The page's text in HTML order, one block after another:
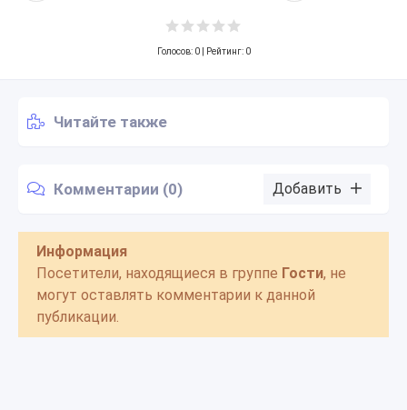
Голосов: 0| Рейтинг: 0
Читайте также
Комментарии (0) Добавить
Информация
Посетители, находящиеся в группе Гости, не
могут оставлять комментарии к данной
публикации.